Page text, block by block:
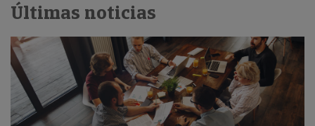
Últimas noticias